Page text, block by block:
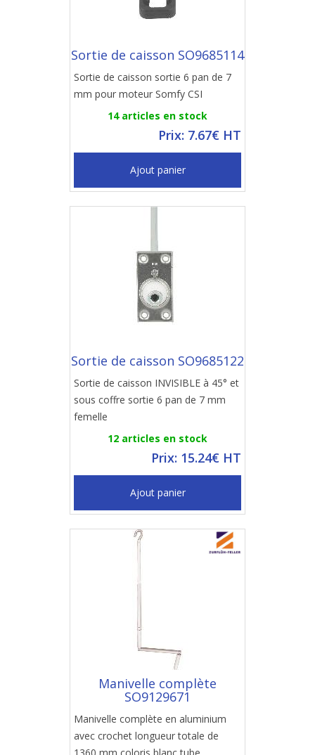
Sortie de caisson SO9685114
Sortie de caisson sortie 6 pan de 7
mm pour moteur Somfy CSI
14 articles en stock
Prix: 7.67€ HT
Ajout panier
Sortie de caisson SO9685122
Sortie de caisson INVISIBLE à 45° et
sous coffre sortie 6 pan de 7 mm
femelle
12 articles en stock
Prix: 15.24€ HT
Ajout panier
Manivelle complète
SO9129671
Manivelle complète en aluminium
avec crochet longueur totale de